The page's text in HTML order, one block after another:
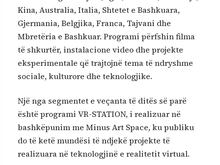
Kina, Australia, Italia, Shtetet e Bashkuara,
Gjermania, Belgjika, Franca, Tajvani dhe
Mbretëria e Bashkuar. Programi përfshin filma
të shkurtër, instalacione video dhe projekte
eksperimentale që trajtojnë tema të ndryshme
sociale, kulturore dhe teknologjike.
Një nga segmentet e veçanta të ditës së parë
është programi VR-STATION, i realizuar në
bashkëpunim me Minus Art Space, ku publiku
do të ketë mundësi të ndjekë projekte të
realizuara në teknologjinë e realitetit virtual.